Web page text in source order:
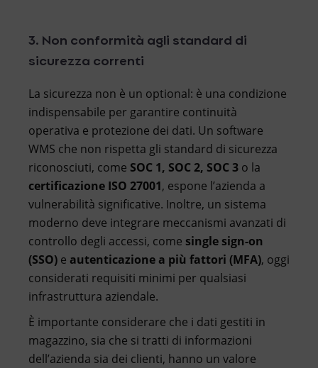
3. Non conformità agli standard di
sicurezza correnti
La sicurezza non è un optional: è una condizione
indispensabile per garantire continuità
operativa e protezione dei dati. Un software
WMS che non rispetta gli standard di sicurezza
riconosciuti, come SOC 1, SOC 2, SOC 3 o la
certificazione ISO 27001, espone l’azienda a
vulnerabilità significative. Inoltre, un sistema
moderno deve integrare meccanismi avanzati di
controllo degli accessi, come single sign-on
(SSO) e autenticazione a più fattori (MFA), oggi
considerati requisiti minimi per qualsiasi
infrastruttura aziendale.
È importante considerare che i dati gestiti in
magazzino, sia che si tratti di informazioni
dell’azienda sia dei clienti, hanno un valore